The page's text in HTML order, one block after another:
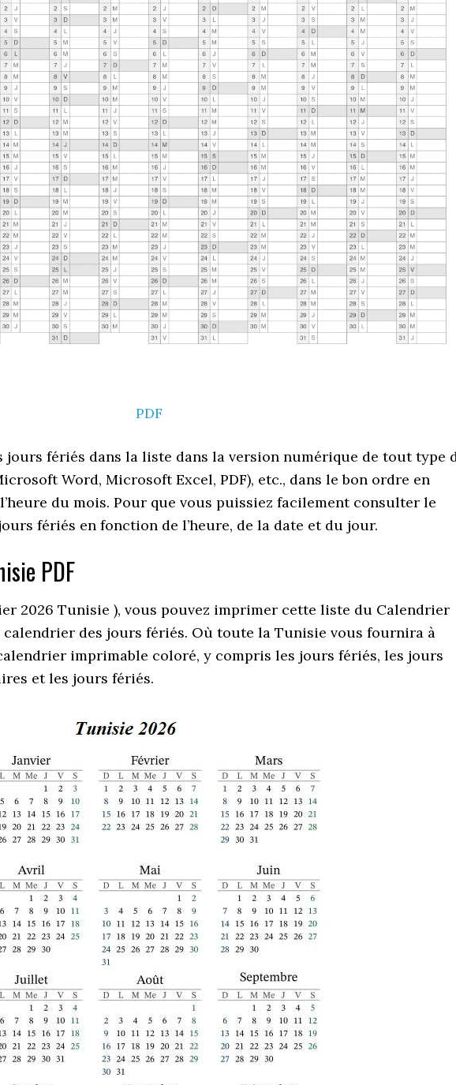
PDF
jours fériés dans la liste dans la version numérique de tout type
Word, Microsoft Excel, PDF), etc., dans le bon ordre en
du mois. Pour que vous puissiez facilement consulter le
fériés en fonction de l’heure, de la date et du jour.
PDF
2026 Tunisie ), vous pouvez imprimer cette liste du Calendrier
calendrier des jours fériés. Où toute la Tunisie vous fournira à
imprimable coloré, y compris les jours fériés, les jours
et les jours fériés.